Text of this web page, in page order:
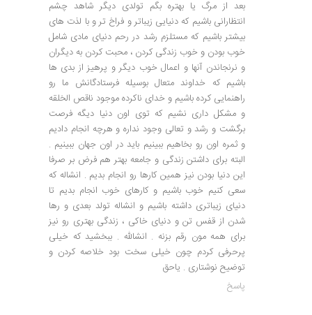
بعد از مرگ یا بهتره بگم تولدی دیگر شاهد چشم
انتظارانی باشیم که دنیایی زیباتر و فراخ تر و با لذت های
بیشتر باشیم که مستلزم رشد در رحم دنیای مادی شامل
خوب بودن و خوب زندگی کردن ، محبت کردن به دیگران
و نرنجاندن آنها و اعمال خوب دیگر و پرهیز از بدی ها
باشیم که خداوند متعال بوسیله فرستادگانش ما رو
راهنمایی کرده باشیم و خدای ناکرده موجود ناقص الخلقه
و مشکل داری نشیم که توی اون دنیا دیگه فرصت
برگشت و رشد و تعالی وجود نداره و هرچه انجام دادیم
و ثمره اون رو بخاهیم ببینیم باید در اون جهان ببینیم .
البته برای داشتن زندگی و جامعه بهتر هم فرض بر صرفا
این دنیا بودن نیز همین کارها رو انجام بدیم . انشاله که
سعی کنیم خوب باشیم و کارهای خوب انجام بدیم تا
دنیای زیباتری داشته باشیم و انشاله تولد بعدی و رها
شدن از قفس تن و دنیای خاکی ، زندگی بهتری رو نیز
برای همه مون رقم بزنه . انشالله . ببخشید که خیلی
پرحرفی کردم چون خیلی سخت بود خلاصه کردن و
توضیح نوشتاری . یاحق
پاسخ